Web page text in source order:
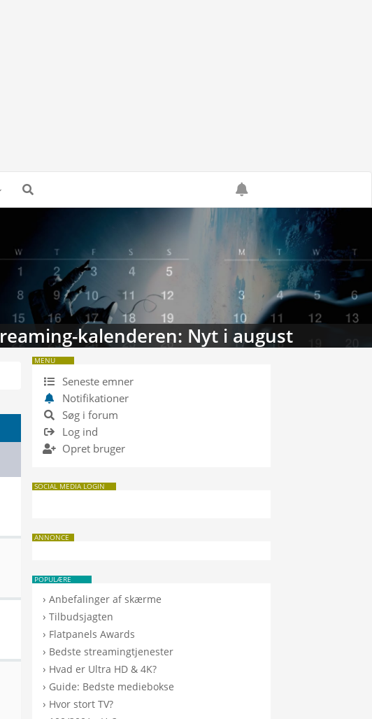
TV-databasen: Sammenlign TV
MENU
Seneste emner
Notifikationer
Søg i forum
Log ind
Opret bruger
SOCIAL MEDIA LOGIN
ANNONCE
POPULÆRE
›Anbefalinger af skærme
›Tilbudsjagten
› Flatpanels Awards
› Bedste streamingtjenester
› Hvad er Ultra HD & 4K?
› Guide: Bedste mediebokse
› Hvor stort TV?